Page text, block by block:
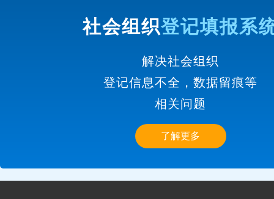
社会组织登记填报系
解决社会组织
登记信息不全，数据留痕等
相关问题
了解更多